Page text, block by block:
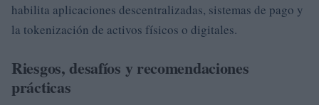
habilita aplicaciones descentralizadas, sistemas de pago y
la tokenización de activos físicos o digitales.
Riesgos, desafíos y recomendaciones
prácticas